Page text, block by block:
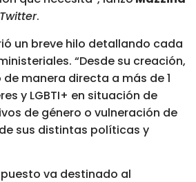
Twitter.
un breve hilo detallando cada
“Desde su creación,
manera directa a más de 1
y LGBTI+ en situación de
de género o vulneración de
sus distintas políticas y
va destinado al